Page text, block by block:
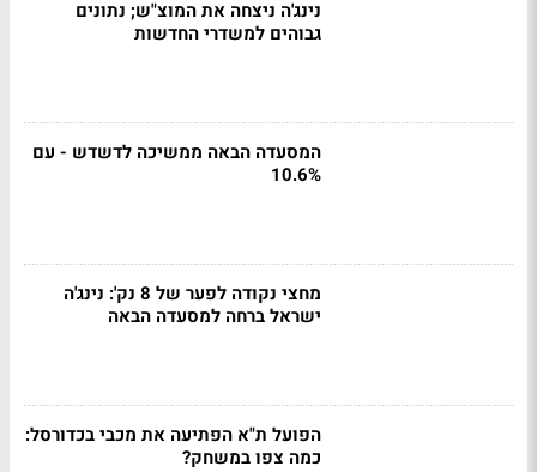
נינג'ה ניצחה את המוצ"ש; נתונים
גבוהים למשדרי החדשות
המסעדה הבאה ממשיכה לדשדש - עם
10.6%
מחצי נקודה לפער של 8 נק': נינג'ה
ישראל ברחה למסעדה הבאה
הפועל ת"א הפתיעה את מכבי בכדורסל:
כמה צפו במשחק?